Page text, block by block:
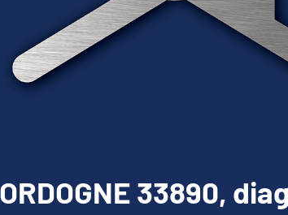
33890,